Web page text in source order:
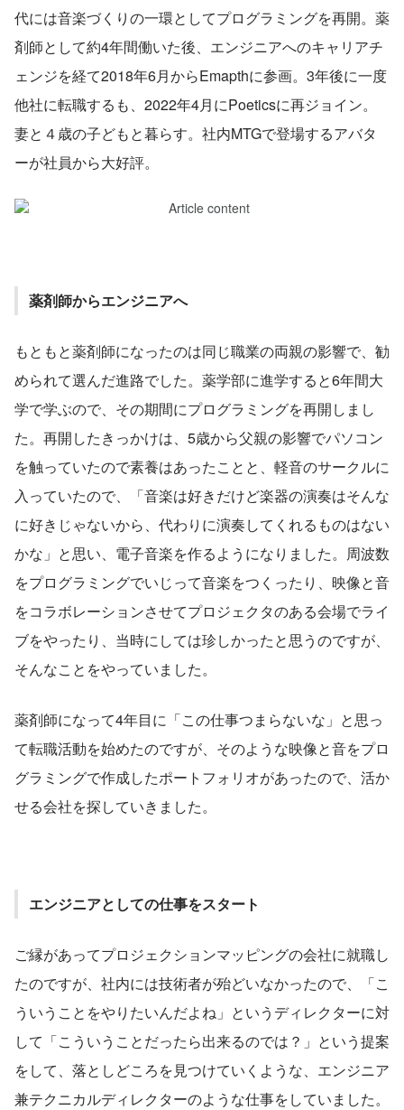
代には音楽づくりの一環としてプログラミングを再開。薬
剤師として約4年間働いた後、エンジニアへのキャリアチ
ェンジを経て2018年6月からEmapthに参画。3年後に一度
他社に転職するも、2022年4月にPoeticsに再ジョイン。
妻と４歳の子どもと暮らす。社内MTGで登場するアバタ
ーが社員から大好評。
薬剤師からエンジニアへ
もともと薬剤師になったのは同じ職業の両親の影響で、勧
められて選んだ進路でした。薬学部に進学すると6年間大
学で学ぶので、その期間にプログラミングを再開しまし
た。再開したきっかけは、5歳から父親の影響でパソコン
を触っていたので素養はあったことと、軽音のサークルに
入っていたので、「音楽は好きだけど楽器の演奏はそんな
に好きじゃないから、代わりに演奏してくれるものはない
かな」と思い、電子音楽を作るようになりました。周波数
をプログラミングでいじって音楽をつくったり、映像と音
をコラボレーションさせてプロジェクタのある会場でライ
ブをやったり、当時にしては珍しかったと思うのですが、
そんなことをやっていました。
薬剤師になって4年目に「この仕事つまらないな」と思っ
て転職活動を始めたのですが、そのような映像と音をプロ
グラミングで作成したポートフォリオがあったので、活か
せる会社を探していきました。
エンジニアとしての仕事をスタート
ご縁があってプロジェクションマッピングの会社に就職し
たのですが、社内には技術者が殆どいなかったので、「こ
ういうことをやりたいんだよね」というディレクターに対
して「こういうことだったら出来るのでは？」という提案
をして、落としどころを見つけていくような、エンジニア
兼テクニカルディレクターのような仕事をしていました。